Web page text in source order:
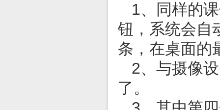
1、同样的
钮，系统会自
条，在桌面的
2、与摄像
了。